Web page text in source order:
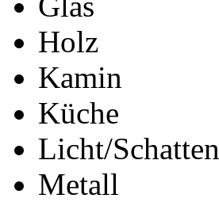
Holz
Kamin
Küche
Licht/Schatten
Metall